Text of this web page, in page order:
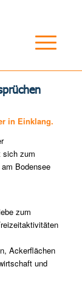
in Einklang.
sich zum
Bodensee
zum
Ackerflächen
und